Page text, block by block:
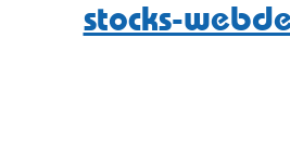
stocks-